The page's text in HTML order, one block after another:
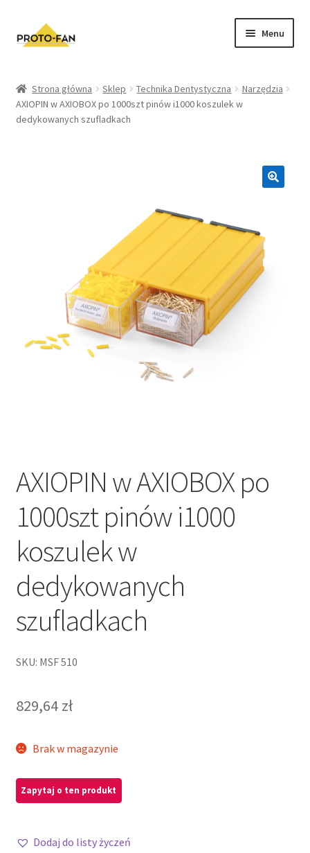
Menu
Kursy Stomatologiczne
Polityka prywatności
Strona główna Sklep Technika Dentystyczna
Narzędzia
AXIOPIN w AXIOBOX po 1000szt pinów i1000 koszulek w
dedykowanych szufladkach
AXIOPIN w AXIOBOX po
1000szt pinów i1000
koszulek w
dedykowanych
szufladkach
SKU: MSF 510
829,64 zł
Brak w magazynie
Dodaj do listy życzeń